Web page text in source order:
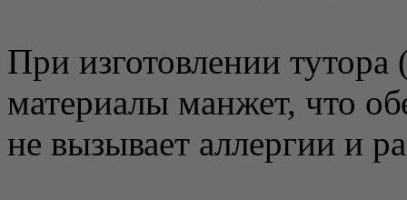
При изготовлении тутора
материалы манжет, что
не вызывает аллергии и